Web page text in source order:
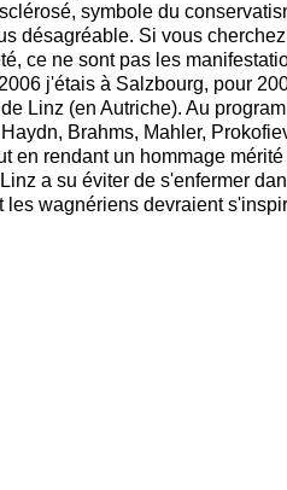
symbole du
désagréable. Si vous
ce ne sont pas les
j'étais à Salzbourg, pour
de Linz (en Autriche). Au
Brahms, Mahler,
en rendant un hommage
a su éviter de s'enfermer
les wagnériens devraient